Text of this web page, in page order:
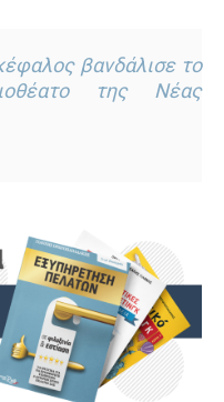
βανδάλισε το
της Νέας